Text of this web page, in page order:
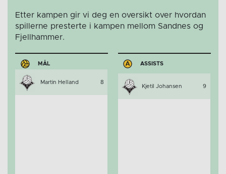
Etter kampen gir vi deg en oversikt over hvordan
spillerne presterte i kampen mellom Sandnes og
Fjellhammer.
MÅL
Martin Helland 8
ASSISTS
Kjetil Johansen 9